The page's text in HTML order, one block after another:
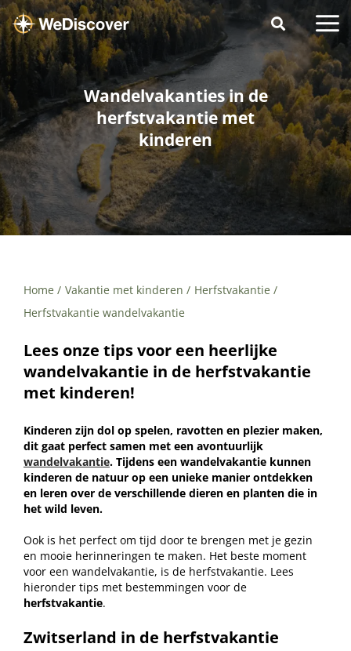
Wandelvakanties in de
herfstvakantie met
kinderen
Home Vakantie met kinderen
Herfstvakantie
Herfstvakantie wandelvakantie
Lees onze tips voor een heerlijke
wandelvakantie in de herfstvakantie
met kinderen!
Kinderen zijn dol op spelen, ravotten en plezier maken,
dit gaat perfect samen met een avontuurlijk
wandelvakantie. Tijdens een wandelvakantie kunnen
kinderen de natuur op een unieke manier ontdekken
en leren over de verschillende dieren en planten die in
het wild leven.
Ook is het perfect om tijd door te brengen met je gezin
en mooie herinneringen te maken. Het beste moment
voor een wandelvakantie, is de herfstvakantie. Lees
hieronder tips met bestemmingen voor de
herfstvakantie.
Zwitserland in de herfstvakantie